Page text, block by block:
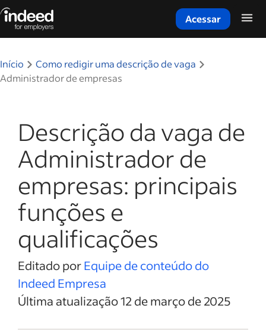
Acessar
Início
Como redigir uma descrição de vaga
Administrador de empresas
Descrição da vaga de
Administrador de
empresas: principais
funções e
qualificações
Editado porEquipe de conteúdo do
Indeed Empresa
Última atualização 12 de março de 2025